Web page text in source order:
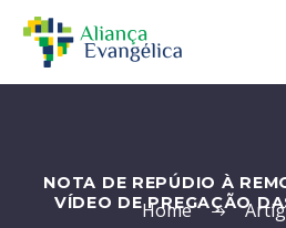
NOTA DE REPÚDIO À
VÍDEO DE PREGAÇÃO
Home